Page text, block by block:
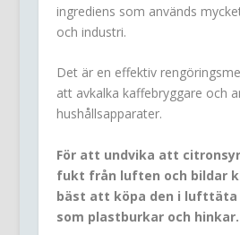
ingrediens som används
och industri.
Det är en effektiv
att avkalka kaffebryggare och
hushållsapparater.
För att undvika att
fukt från luften och bildar
bäst att köpa den i
som plastburkar och hinkar.